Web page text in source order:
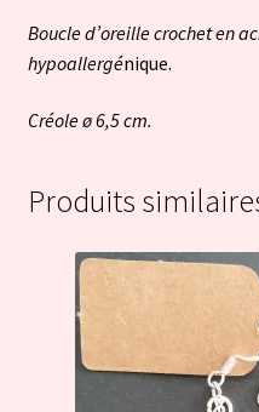
Boucle d’oreille crochet en
hypoallergénique.
Créole ø 6,5 cm.
Produits